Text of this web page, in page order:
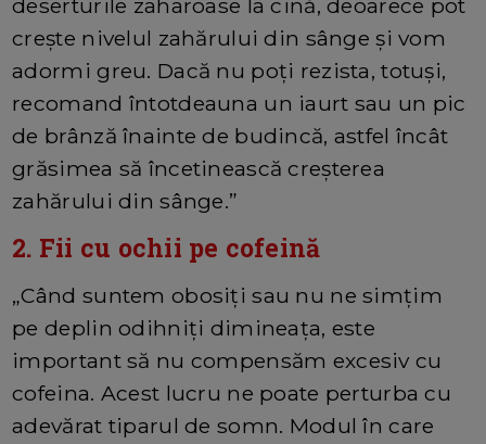
deserturile zaharoase la cină, deoarece pot
crește nivelul zahărului din sânge și vom
adormi greu. Dacă nu poți rezista, totuși,
recomand întotdeauna un iaurt sau un pic
de brânză înainte de budincă, astfel încât
grăsimea să încetinească creșterea
zahărului din sânge.”
2. Fii cu ochii pe cofeină
„Când suntem obosiți sau nu ne simțim
pe deplin odihniți dimineața, este
important să nu compensăm excesiv cu
cofeina. Acest lucru ne poate perturba cu
adevărat tiparul de somn. Modul în care